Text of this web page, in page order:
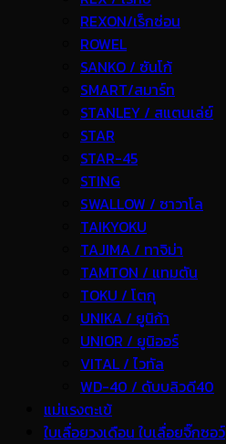
REXON/เร็กซ่อน
ROWEL
SANKO / ซันโก้
SMART/สมาร์ท
STANLEY / สแตนเล่ย์
STAR
STAR-45
STING
SWALLOW / ซาวาโล
TAIKYOKU
TAJIMA / ทาจิม่า
TAMTON / แทมตัน
TOKU / โตกุ
UNIKA / ยูนิก้า
UNIOR / ยูนิออร์
VITAL / ไวทัล
WD-40 / ดับบลิวดี40
แม่แรงตะเข้
ใบเลื่อยวงเดือน ใบเลื่อยจิ๊กซอว์